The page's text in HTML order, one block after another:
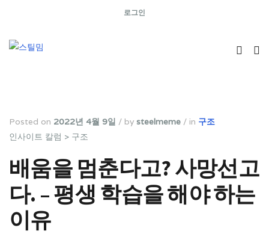
로그인
Posted on 2022년 4월 9일 / by steelmeme / in 구조
인사이트 칼럼 > 구조
배움을 멈춘다고? 사망선고
다. – 평생 학습을 해야 하는
이유